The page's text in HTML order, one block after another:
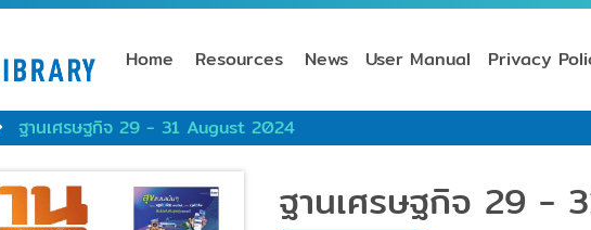
Home Resources News User Manual Privacy
ฐานเศรษฐกิจ 29 - 31 August 2024
ฐานเศรษฐกิจ 29 -